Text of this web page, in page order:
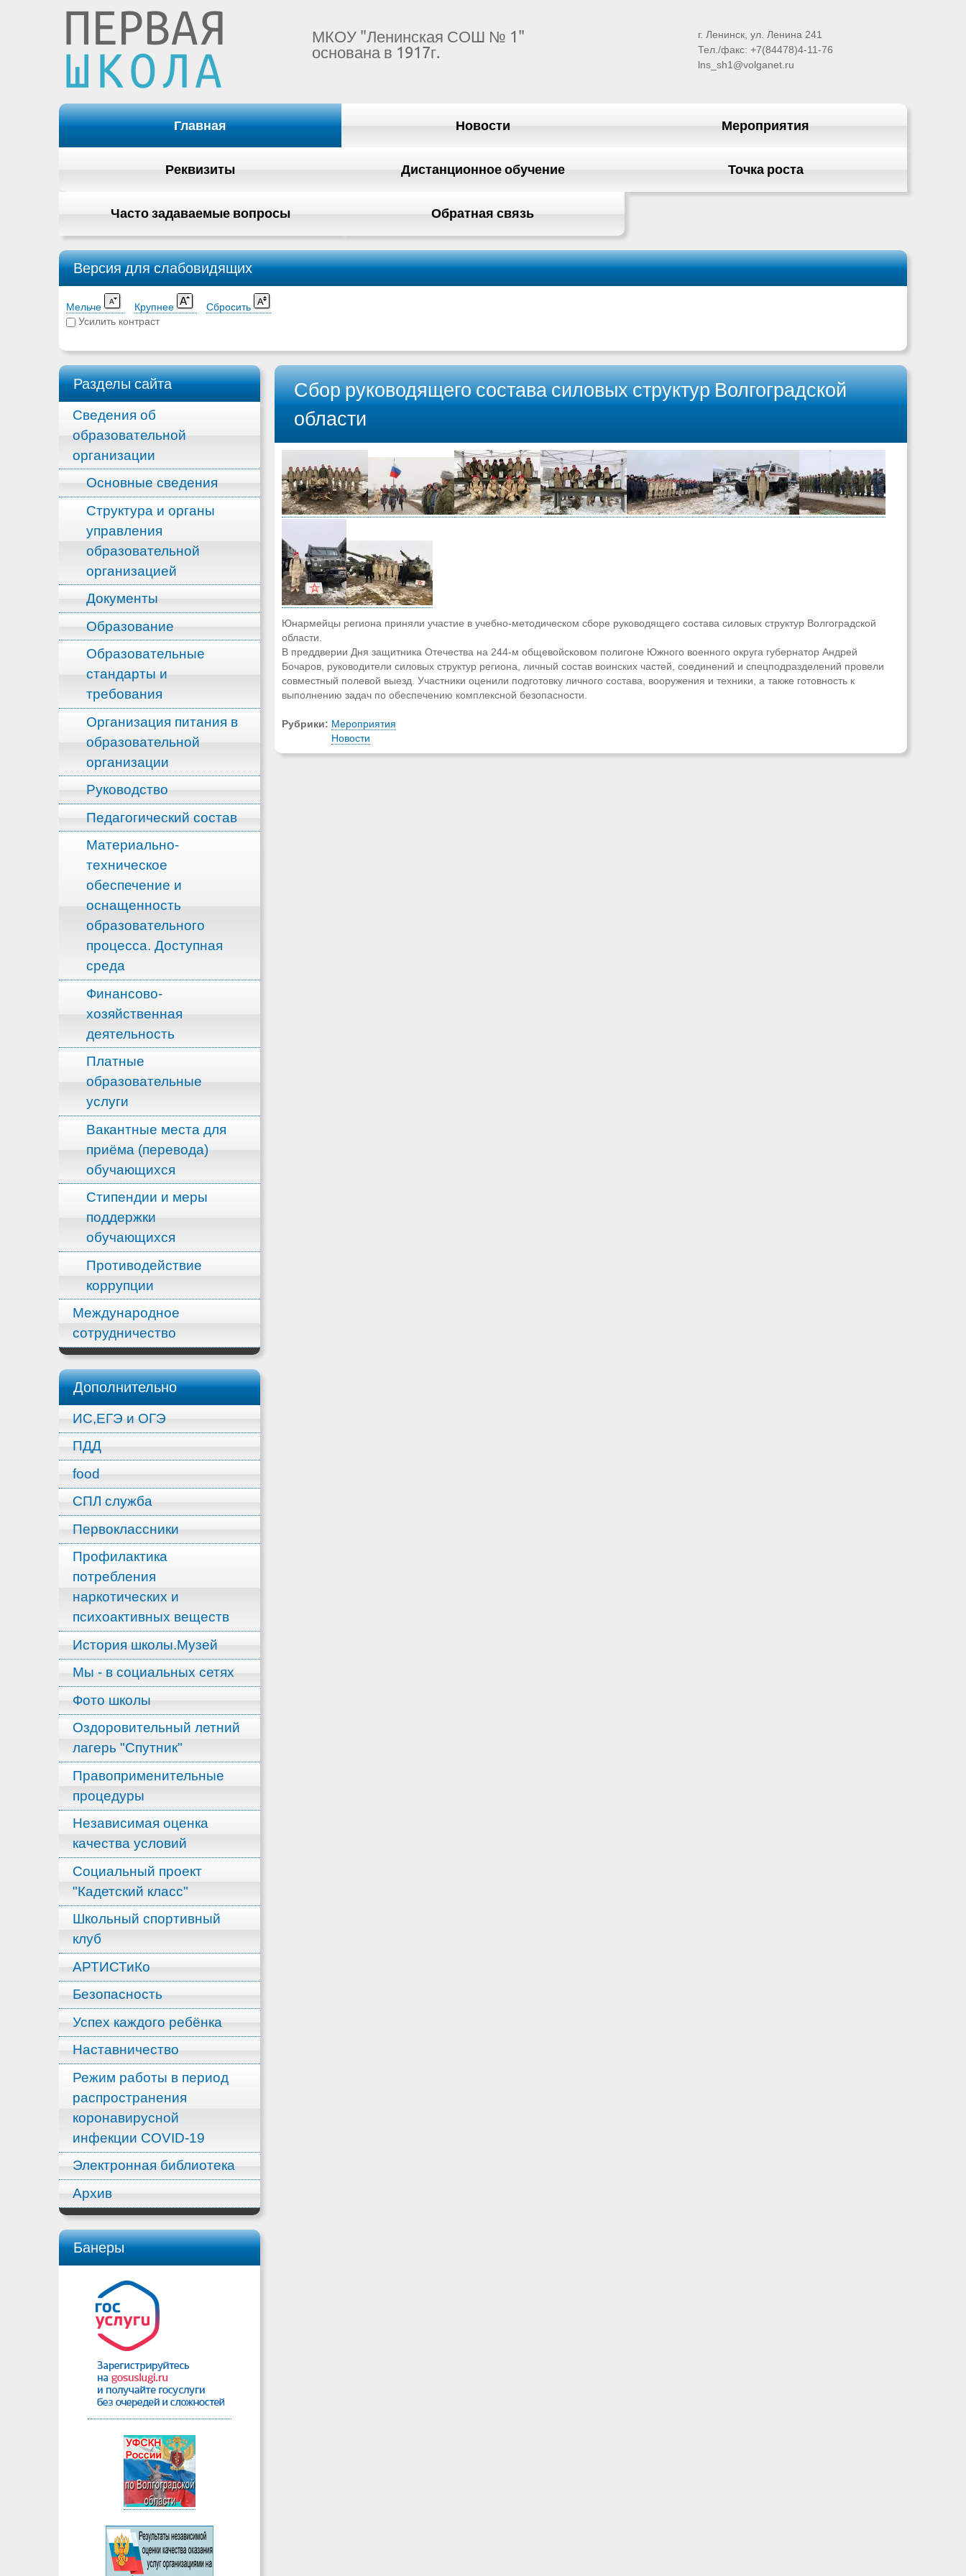
МКОУ "Ленинская СОШ № 1"
основана в 1917г.
г. Ленинск, ул. Ленина 241
Тел./факс: +7(84478)4-11-76
lns_sh1@volganet.ru
Главная Новости Мероприятия
Реквизиты Дистанционное обучение Точка роста
Часто задаваемые вопросы Обратная связь
Версия для слабовидящих
Мельче Крупнее
Сбросить
Усилить контраст
Разделы сайта
Сведения об
образовательной
организации
Основные сведения
Структура и органы
управления
образовательной
организацией
Документы
Образование
Образовательные
стандарты и
требования
Организация питания в
образовательной
организации
Руководство
Педагогический состав
Материально-
техническое
обеспечение и
оснащенность
образовательного
процесса. Доступная
среда
Финансово-
хозяйственная
деятельность
Платные
образовательные
услуги
Вакантные места для
приёма (перевода)
обучающихся
Стипендии и меры
поддержки
обучающихся
Противодействие
коррупции
Международное
сотрудничество
Дополнительно
ИС,ЕГЭ и ОГЭ
ПДД
food
СПЛ служба
Первоклассники
Профилактика
потребления
наркотических и
психоактивных веществ
История школы.Музей
Мы - в социальных сетях
Фото школы
Оздоровительный летний
лагерь "Спутник"
Правоприменительные
процедуры
Независимая оценка
качества условий
Социальный проект
"Кадетский класс"
Школьный спортивный
клуб
АРТИСТиКо
Безопасность
Успех каждого ребёнка
Наставничество
Режим работы в период
распространения
коронавирусной
инфекции COVID-19
Электронная библиотека
Архив
Банеры
Сбор руководящего состава силовых структур Волгоградской
области
Юнармейцы региона приняли участие в учебно-методическом сборе руководящего состава силовых структур Волгоградской
области.
В преддверии Дня защитника Отечества на 244-м общевойсковом полигоне Южного военного округа губернатор Андрей
Бочаров, руководители силовых структур региона, личный состав воинских частей, соединений и спецподразделений провели
совместный полевой выезд. Участники оценили подготовку личного состава, вооружения и техники, а также готовность к
выполнению задач по обеспечению комплексной безопасности.
Рубрики: Мероприятия
Новости